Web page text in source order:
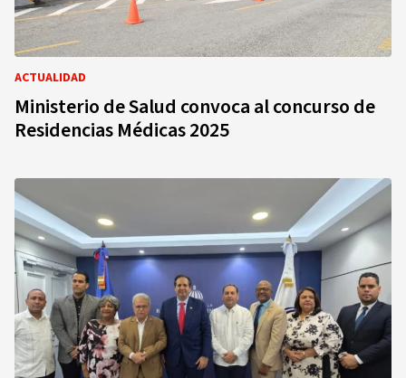
ACTUALIDAD
Ministerio de Salud convoca al concurso de
Residencias Médicas 2025